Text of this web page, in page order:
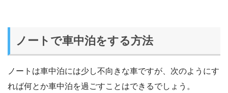
ノートで車中泊をする方法
ノートは車中泊には少し不向きな車ですが、次のようにす
れば何とか車中泊を過ごすことはできるでしょう。